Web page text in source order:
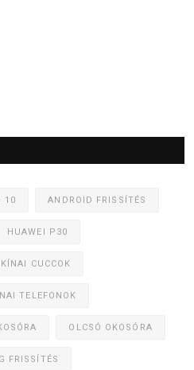
10 ANDROID FRISSÍTÉS
HUAWEI P30
KÍNAI CUCCOK
TELEFONOK
OLCSÓ OKOSÓRA
FRISSÍTÉS